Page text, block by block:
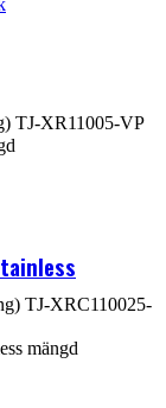
TJ-XR11005-VP
TJ-XRC110025-
mängd